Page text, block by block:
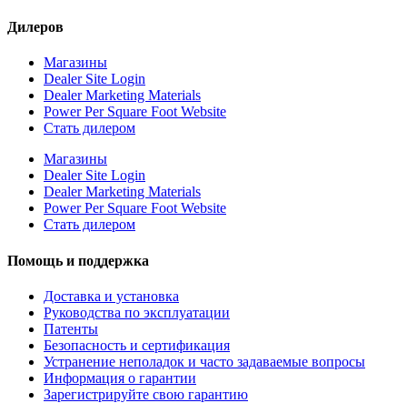
Дилеров
Магазины
Dealer Site Login
Dealer Marketing Materials
Power Per Square Foot Website
Стать дилером
Магазины
Dealer Site Login
Dealer Marketing Materials
Power Per Square Foot Website
Стать дилером
Помощь и поддержка
Доставка и установка
Руководства по эксплуатации
Патенты
Безопасность и сертификация
Устранение неполадок и часто задаваемые вопросы
Информация о гарантии
Зарегистрируйте свою гарантию